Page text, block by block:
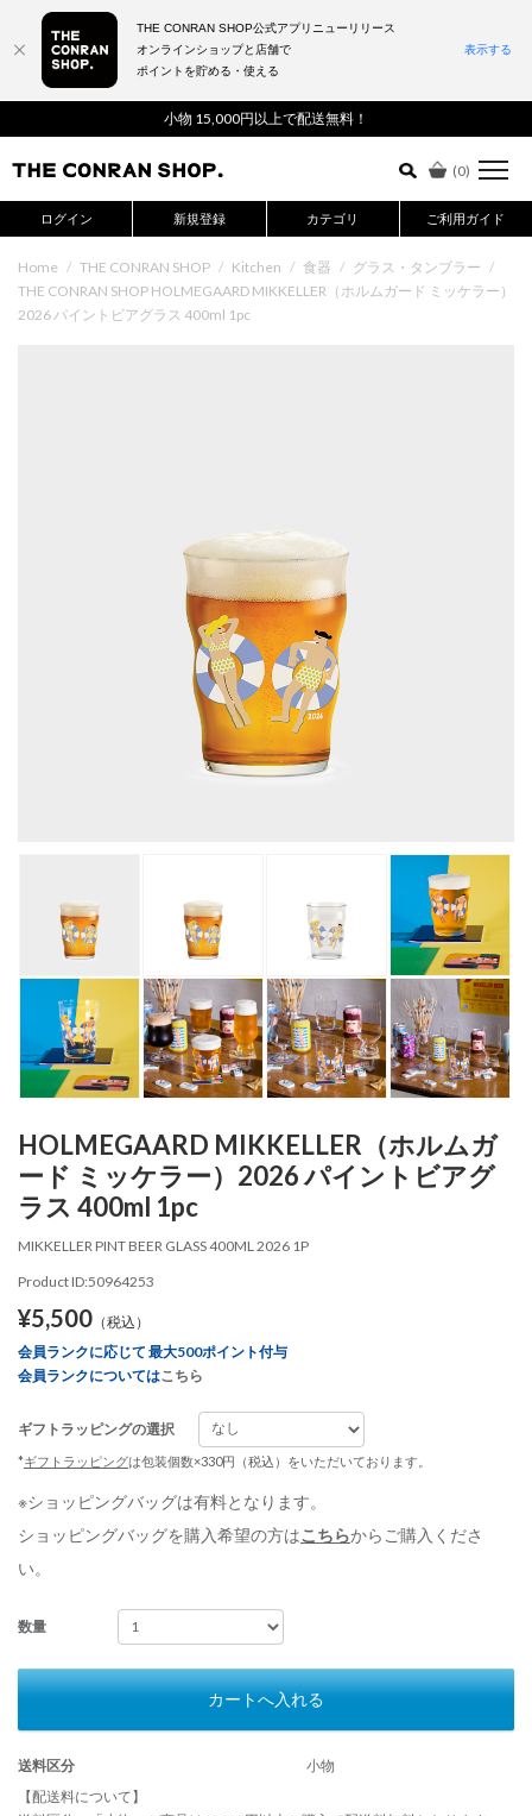
小物 15,000円以上で配送無料！
(0)
ログイン 新規登録 カテゴリ ご利用ガイド
詳細検索はこちら
Home / THE CONRAN SHOP / Kitchen / 食器 / グラス・タンブラー /
THE CONRAN SHOP HOLMEGAARD MIKKELLER（ホルムガード ミッケラー）
2026 パイントビアグラス 400ml 1pc
HOLMEGAARD MIKKELLER（ホルムガ
ード ミッケラー）2026 パイントビアグ
ラス 400ml 1pc
MIKKELLER PINT BEER GLASS 400ML 2026 1P
Product ID:50964253
¥5,500 （税込）
会員ランクに応じて 最大500ポイント付与
会員ランクについてはこちら
ギフトラッピングの選択
*ギフトラッピングは包装個数×330円（税込）をいただいております。
※ショッピングバッグは有料となります。
ショッピングバッグを購入希望の方はこちらからご購入くださ
い。
数量
カートへ入れる
送料区分
小物
【配送料について】
THE CONRAN SHOP公式アプリニューリリース
オンラインショップと店舗で
ポイントを貯める・使える
表示する